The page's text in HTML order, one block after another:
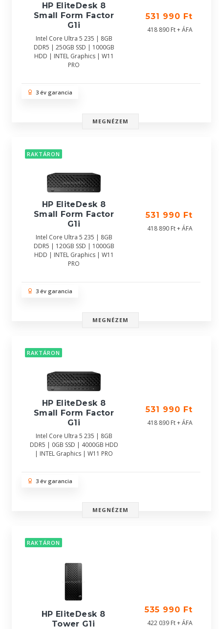
HP EliteDesk 8
Small Form Factor
G1i
Intel Core Ultra 5 235 | 8GB
DDR5 | 250GB SSD | 1000GB
HDD | INTEL Graphics | W11
PRO
531 990 Ft
418 890 Ft + ÁFA
3 év garancia
MEGNÉZEM
RAKTÁRON
HP EliteDesk 8
Small Form Factor
G1i
Intel Core Ultra 5 235 | 8GB
DDR5 | 120GB SSD | 1000GB
HDD | INTEL Graphics | W11
PRO
531 990 Ft
418 890 Ft + ÁFA
3 év garancia
MEGNÉZEM
RAKTÁRON
HP EliteDesk 8
Small Form Factor
G1i
Intel Core Ultra 5 235 | 8GB
DDR5 | 0GB SSD | 4000GB HDD
| INTEL Graphics | W11 PRO
531 990 Ft
418 890 Ft + ÁFA
3 év garancia
MEGNÉZEM
RAKTÁRON
HP EliteDesk 8
Tower G1i
535 990 Ft
422 039 Ft + ÁFA